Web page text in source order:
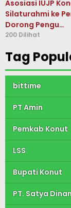
Asosiasi IUJP
Silaturahmi ke
Dorong Pengu…
200 Dilihat
Tag
bittime
PT Amin
Pemkab Konut
LSS
Bupati Konut
PT. Satya